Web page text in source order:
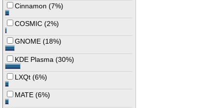
Cinnamon (7%)
COSMIC (2%)
GNOME (18%)
KDE Plasma (30%)
LXQt (6%)
MATE (6%)